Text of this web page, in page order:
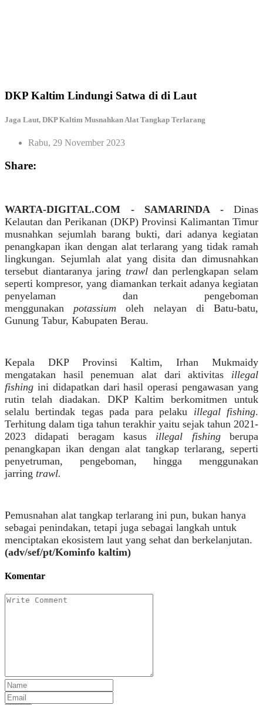
DKP Kaltim Lindungi Satwa di di Laut
Jaga Laut, DKP Kaltim Musnahkan Alat Tangkap Terlarang
Rabu, 29 November 2023
Share:
WARTA-DIGITAL.COM - SAMARINDA - Dinas
Kelautan dan Perikanan (DKP) Provinsi Kalimantan Timur
musnahkan sejumlah barang bukti, dari adanya kegiatan
penangkapan ikan dengan alat terlarang yang tidak ramah
lingkungan. Sejumlah alat yang disita dan dimusnahkan
tersebut diantaranya jaring trawl dan perlengkapan selam
seperti kompresor, yang diamankan terkait adanya kegiatan
penyelaman dan pengeboman
menggunakan potassium oleh nelayan di Batu-batu,
Gunung Tabur, Kabupaten Berau.
Kepala DKP Provinsi Kaltim, Irhan Mukmaidy
mengatakan hasil penemuan alat dari aktivitas illegal
fishing ini didapatkan dari hasil operasi pengawasan yang
rutin telah diadakan. DKP Kaltim berkomitmen untuk
selalu bertindak tegas pada para pelaku illegal fishing.
Terhitung dalam tiga tahun terakhir yaitu sejak tahun 2021-
2023 didapati beragam kasus illegal fishingberupa
penangkapan ikan dengan alat tangkap terlarang, seperti
penyetruman, pengeboman, hingga menggunakan
jarring trawl.
Pemusnahan alat tangkap terlarang ini pun, bukan hanya
sebagai penindakan, tetapi juga sebagai langkah untuk
menciptakan ekosistem laut yang sehat dan berkelanjutan.
(adv/sef/pt/Kominfo kaltim)
Komentar